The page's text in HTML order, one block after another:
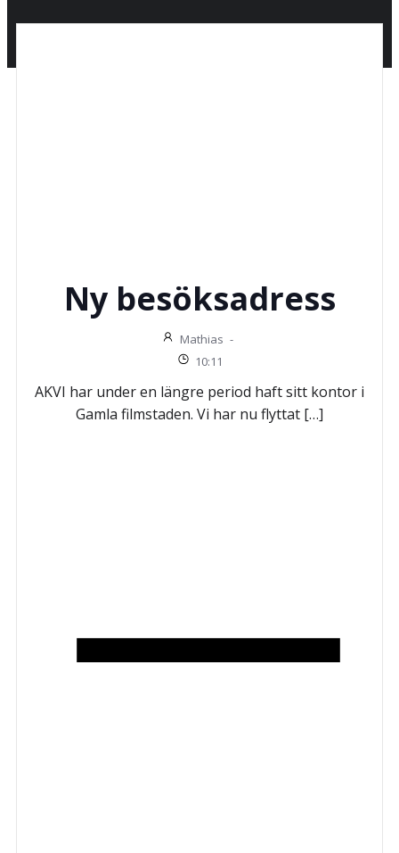
Ny besöksadress
Mathias -
10:11
AKVI har under en längre period haft sitt kontor i
Gamla filmstaden. Vi har nu flyttat […]